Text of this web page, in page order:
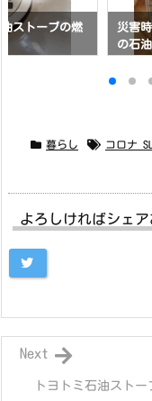
ストーブの燃
災害
の石
暮らし コロナ SL
よろしければシェ
トヨトミ石油スト
Next